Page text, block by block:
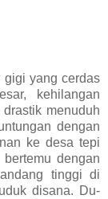
gigi yang cerdas
kehilangan
menuduh
dengan
ke desa tepi
dengan
tinggi di
disana. Du-